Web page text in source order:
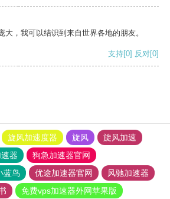
大，我可以结识到来自世界各地的朋友。
支持[0] 反对[0]
旋风加速度器 旋风
旋风加速
器
狗急加速器官网
蓝鸟 优途加速器官网
风驰加速器
免费vps加速器外网苹果版